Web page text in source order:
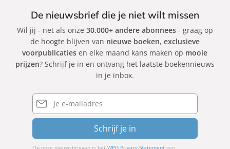
De nieuwsbrief die je niet wilt missen
Wil jij - net als onze 30.000+ andere abonnees- graag op
de hoogte blijven van nieuwe boeken, exclusieve
voorpublicaties en elke maand kans maken op mooie
prijzen? Schrijf je in en ontvang het laatste boekennieuws
in je inbox.
E-
mailadres
Schrijf je in
Op onze nieuwsbrieven is hetWPG Privacy Statement van